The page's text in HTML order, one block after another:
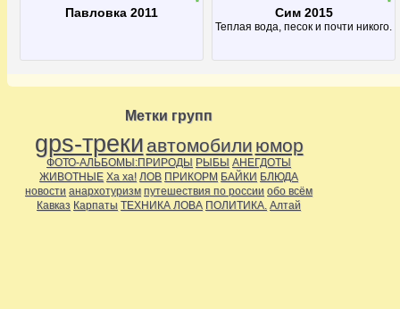
Павловка 2011 Сим 2015
Теплая вода, песок и почти никого.
Метки групп
gps-треки автомобили юмор
ФОТО-АЛЬБОМЫ:ПРИРОДЫ РЫБЫ АНЕГДОТЫ
ЖИВОТНЫЕ Ха ха! ЛОВ ПРИКОРМ БАЙКИ БЛЮДА
новости анархотуризм путешествия по россии обо всём
Кавказ Карпаты ТЕХНИКА ЛОВА ПОЛИТИКА. Алтай